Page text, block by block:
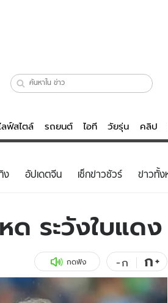
ลฟ์สไตล์ รถยนต์ ไอที วัยรุ่น คลิป
ไลฟ์สไตล์
วัยรุ่น
รถยนต์
สุขภาพ
บั
เก
คลิป
พ
ดูทีวี
ง อัปเดตจีน เช็กข่าวชัวร์ ข่าวทั้ง
ด ระวังใบแดง
กดฟัง -ก ก+